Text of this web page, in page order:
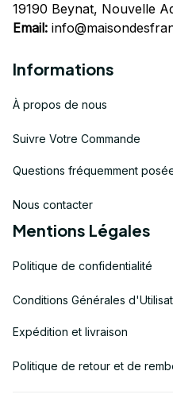
19190 Beynat, Nouvelle
Email:
Informations
À propos de nous
Suivre Votre Commande
Questions fréquemment
Nous contacter
Mentions Légales
Politique de confidentialité
Conditions Générales
Expédition et livraison
Politique de retour et de